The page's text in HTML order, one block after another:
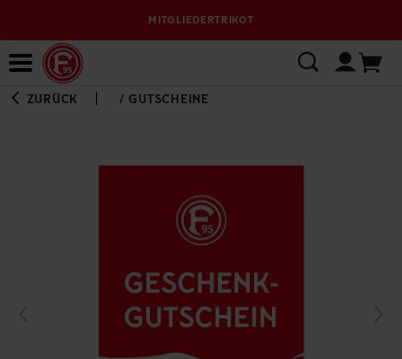
MITGLIEDERTRIKOT
ZURÜCK / GUTSCHEINE